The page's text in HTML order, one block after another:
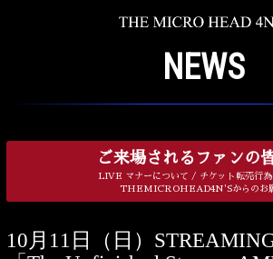
NEWS
ご来場されるファンの
LIVE マナーについて / チケット転売行為
THEMICROHEAD4N'Sからのお
10月11日（日）